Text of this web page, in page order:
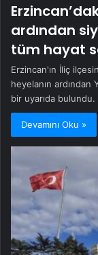
ardından
tüm hayat
Erzincan'ın İliç
heyelanın ardından
bir uyarıda bulundu.
Devamını Oku »